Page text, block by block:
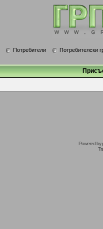
Потребители
Потребителски
Powered by